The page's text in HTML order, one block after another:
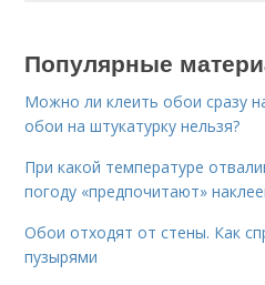
Популярные
Можно ли клеить обои сразу
обои на штукатурку нельзя?
При какой температуре
погоду «предпочитают»
Обои отходят от стены. Как
пузырями